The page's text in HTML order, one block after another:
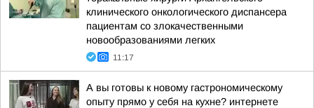
клинического онкологического диспансера
пациентам со злокачественными
новообразованиями легких
11:17
А вы готовы к новому гастрономическому
опыту прямо у себя на кухне? интернете